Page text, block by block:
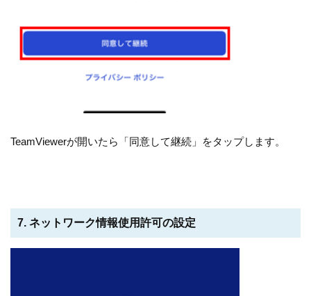
TeamViewerが開いたら「同意して継続」をタップします。
7. ネットワーク情報使用許可の設定